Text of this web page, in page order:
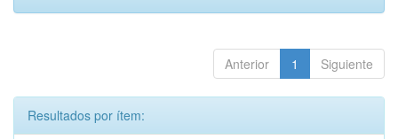
Anterior 1 Siguiente
Resultados por ítem: